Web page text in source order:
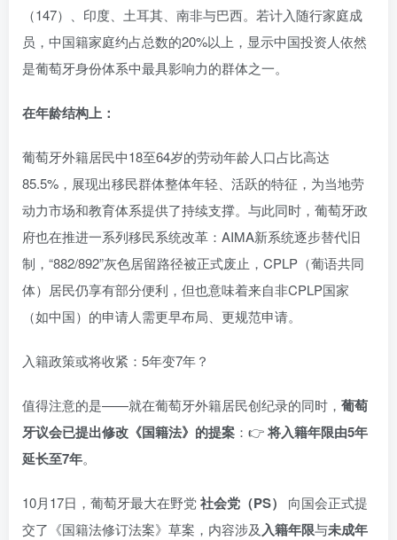
（147）、印度、土耳其、南非与巴西。若计入随行家庭成
员，中国籍家庭约占总数的20%以上，显示中国投资人依然
是葡萄牙身份体系中最具影响力的群体之一。
在年龄结构上：
葡萄牙外籍居民中18至64岁的劳动年龄人口占比高达
85.5%，展现出移民群体整体年轻、活跃的特征，为当地劳
动力市场和教育体系提供了持续支撑。与此同时，葡萄牙政
府也在推进一系列移民系统改革：AIMA新系统逐步替代旧
制，“882/892”灰色居留路径被正式废止，CPLP（葡语共同
体）居民仍享有部分便利，但也意味着来自非CPLP国家
（如中国）的申请人需更早布局、更规范申请。
入籍政策或将收紧：5年变7年？
值得注意的是——就在葡萄牙外籍居民创纪录的同时， 葡萄
牙议会已提出修改《国籍法》的提案 ：👉将入籍年限由5年
延长至7年。
10月17日，葡萄牙最大在野党社会党（PS）
向国会正式提
交了《国籍法修订法案》草案，内容涉及入籍年限与未成年